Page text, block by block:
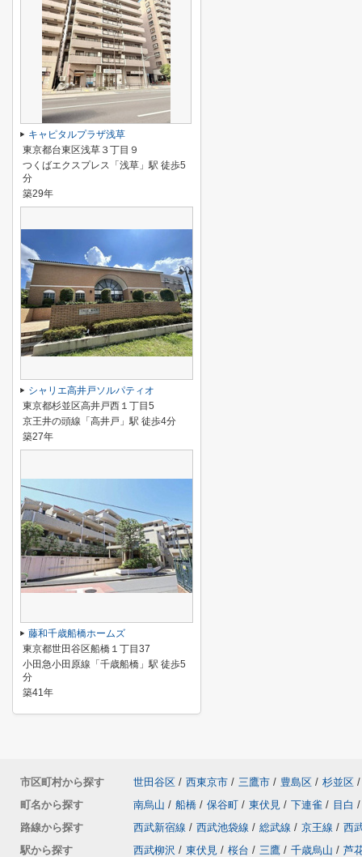
キャピタルプラザ浅草
東京都台東区浅草３丁目９
つくばエクスプレス「浅草」駅 徒歩5
分
築29年
シャリエ高井戸ソルパティオ
東京都杉並区高井戸西１丁目5
京王井の頭線「高井戸」駅 徒歩4分
築27年
藤和千歳船橋ホームズ
東京都世田谷区船橋１丁目37
小田急小田原線「千歳船橋」駅 徒歩5
分
築41年
市区町村から探す 世田谷区 / 西東京市 / 三鷹市 / 豊島区 / 杉並区 /
町名から探す
南烏山 / 船橋 / 保谷町 / 東伏見 / 下連雀 / 目白 /
路線から探す
西武新宿線 / 西武池袋線 / 総武線 / 京王線 / 西
駅から探す
西武柳沢 / 東伏見 / 桜台 / 三鷹 / 千歳烏山 / 芦